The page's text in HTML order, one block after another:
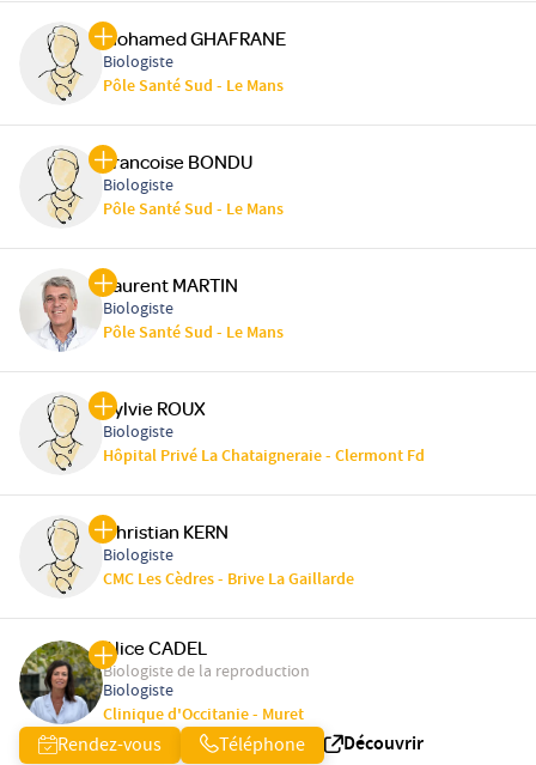
Mohamed GHAFRANE
Biologiste
Pôle Santé Sud - Le Mans
Francoise BONDU
Biologiste
Pôle Santé Sud - Le Mans
Laurent MARTIN
Biologiste
Pôle Santé Sud - Le Mans
Sylvie ROUX
Biologiste
Hôpital Privé La Chataigneraie - Clermont Fd
Christian KERN
Biologiste
CMC Les Cèdres - Brive La Gaillarde
Alice CADEL
Biologiste de la reproduction
Biologiste
Clinique d'Occitanie - Muret
Rendez-vous Téléphone Découvrir